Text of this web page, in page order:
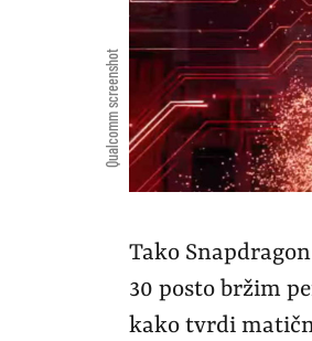
Qualcomm screenshot
Tako
30 posto bržim
kako tvrdi